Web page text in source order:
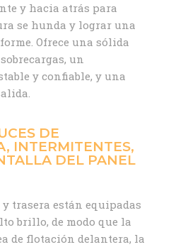
y hacia atrás para
se hunda y lograr una
Ofrece una sólida
un
y confiable, y una
DE
INTERMITENTES,
DEL PANEL
trasera están equipadas
brillo, de modo que la
de flotación delantera, la